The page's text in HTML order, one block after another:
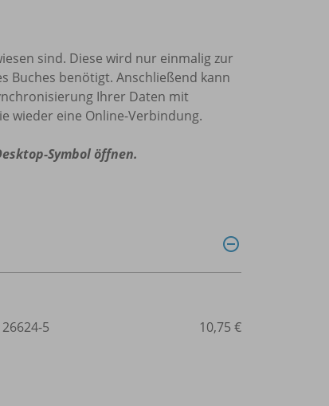
sind. Diese wird nur einmalig zur
Buches benötigt. Anschließend kann
Ihrer Daten mit
wieder eine Online-Verbindung.
Symbol öffnen.
5 10,75 €